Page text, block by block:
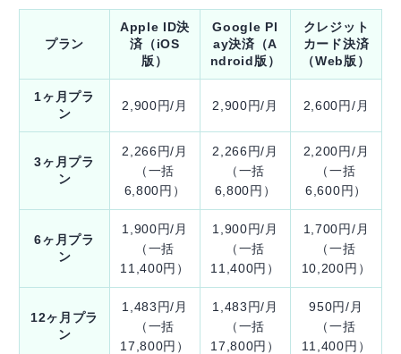
プラン
Apple ID決
済（iOS
版）
Google Pl
ay決済（A
ndroid版）
クレジット
カード決済
（Web版）
1ヶ月プラ
ン
2,900円/月 2,900円/月 2,600円/月
3ヶ月プラ
ン
2,266円/月
（一括
6,800円）
2,266円/月
（一括
6,800円）
2,200円/月
（一括
6,600円）
6ヶ月プラ
ン
1,900円/月
（一括
11,400円）
1,900円/月
（一括
11,400円）
1,700円/月
（一括
10,200円）
12ヶ月プラ
ン
1,483円/月
（一括
17,800円）
1,483円/月
（一括
17,800円）
950円/月
（一括
11,400円）